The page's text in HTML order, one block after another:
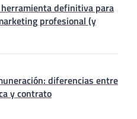
definitiva para
profesional (y
diferencias entre
y contrato